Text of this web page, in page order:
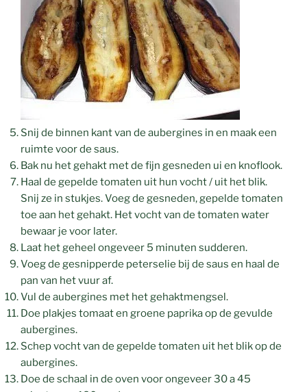
Snij de binnen kant van de aubergines in en maak een
ruimte voor de saus.
Bak nu het gehakt met de fijn gesneden ui en knoflook.
Haal de gepelde tomaten uit hun vocht / uit het blik.
Snij ze in stukjes. Voeg de gesneden, gepelde tomaten
toe aan het gehakt. Het vocht van de tomaten water
bewaar je voor later.
Laat het geheel ongeveer 5 minuten sudderen.
Voeg de gesnipperde peterselie bij de saus en haal de
pan van het vuur af.
Vul de aubergines met het gehaktmengsel.
Doe plakjes tomaat en groene paprika op de gevulde
aubergines.
Schep vocht van de gepelde tomaten uit het blik op de
aubergines.
Doe de schaal in de oven voor ongeveer 30 a 45